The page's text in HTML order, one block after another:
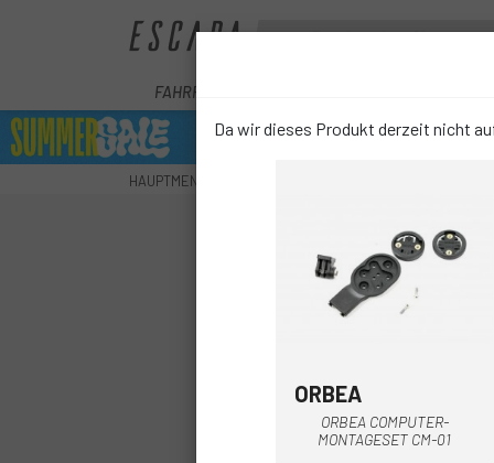
FAHRRÄDER
HAUPTMENU
Da wir dieses Produkt derzeit nicht
ORBEA
ORBEA COMPUTER-
MONTAGESET CM-01